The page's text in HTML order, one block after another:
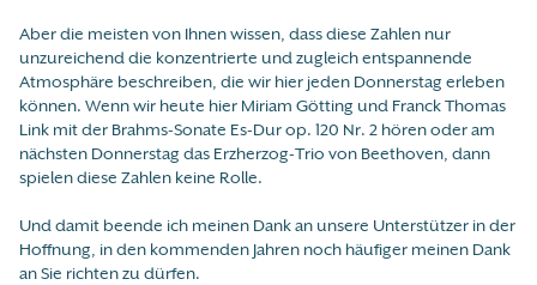
Aber die meisten von Ihnen wissen, dass diese Zahlen nur
unzureichend die konzentrierte und zugleich entspannende
Atmosphäre beschreiben, die wir hier jeden Donnerstag erleben
können. Wenn wir heute hier Miriam Götting und Franck Thomas
Link mit der Brahms-Sonate Es-Dur op. 120 Nr. 2 hören oder am
nächsten Donnerstag das Erzherzog-Trio von Beethoven, dann
spielen diese Zahlen keine Rolle.
Und damit beende ich meinen Dank an unsere Unterstützer in der
Hoffnung, in den kommenden Jahren noch häufiger meinen Dank
an Sie richten zu dürfen.